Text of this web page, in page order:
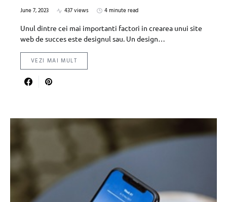
June 7, 2023 437 views
4 minute read
Unul dintre cei mai importanti factori in crearea unui site
web de succes este designul sau. Un design…
VEZI MAI MULT